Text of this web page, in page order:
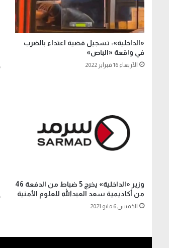
«الداخلية»: تسجيل قضية اعتداء بالضرب
في واقعة «الباص»
الأربعاء 16 فبراير 2022
وزير «الداخلية» يخرج 5 ضباط من الدفعة 46
من أكاديمية سعد العبدالله للعلوم الأمنية
الخميس 6 مايو 2021